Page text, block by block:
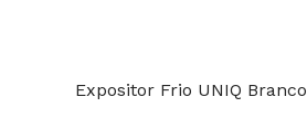
Expositor Frio UNIQ Branco